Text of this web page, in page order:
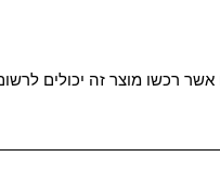
רכשו מוצר זה יכולים